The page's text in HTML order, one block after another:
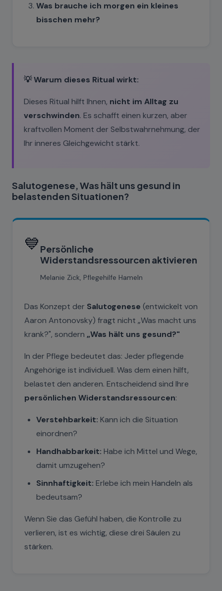
Was brauche ich morgen ein kleines
bisschen mehr?
💡 Warum dieses Ritual wirkt:
Dieses Ritual hilft Ihnen, nicht im Alltag zu
verschwinden. Es schafft einen kurzen, aber
kraftvollen Moment der Selbstwahrnehmung, der
Ihr inneres Gleichgewicht stärkt.
Salutogenese, Was hält uns gesund in
belastenden Situationen?
💙 Persönliche
Widerstandsressourcen aktivieren
Melanie Zick, Pflegehilfe Hameln
Das Konzept der Salutogenese (entwickelt von
Aaron Antonovsky) fragt nicht „Was macht uns
krank?", sondern „Was hält uns gesund?"
In der Pflege bedeutet das: Jeder pflegende
Angehörige ist individuell. Was dem einen hilft,
belastet den anderen. Entscheidend sind Ihre
persönlichen Widerstandsressourcen:
Verstehbarkeit: Kann ich die Situation
einordnen?
Handhabbarkeit: Habe ich Mittel und Wege,
damit umzugehen?
Sinnhaftigkeit: Erlebe ich mein Handeln als
bedeutsam?
Wenn Sie das Gefühl haben, die Kontrolle zu
verlieren, ist es wichtig, diese drei Säulen zu
stärken.